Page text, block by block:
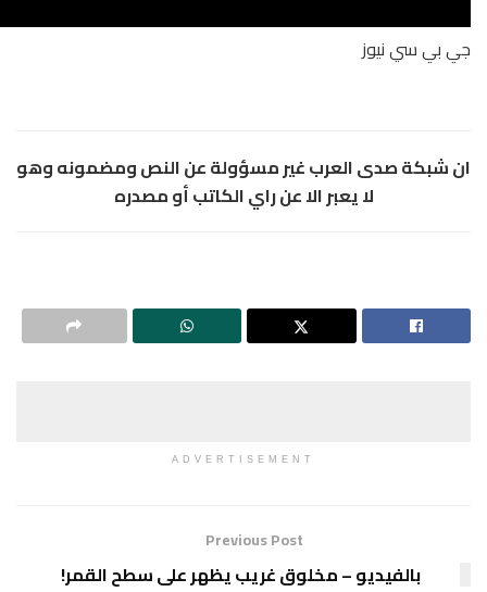
غير مسؤولة عن النص ومضمونه وهو
الا عن راي الكاتب أو مصدره
– مخلوق غريب يظهر على سطح القمر!